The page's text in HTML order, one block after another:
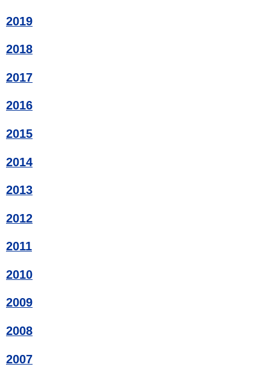
2019
2018
2017
2016
2015
2014
2013
2012
2011
2010
2009
2008
2007